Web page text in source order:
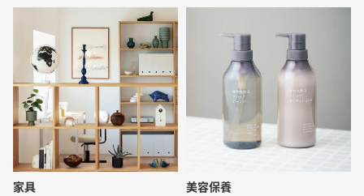
家具 美容保養